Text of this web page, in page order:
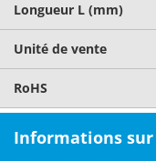
Longueur L (mm)
Unité de vente
RoHS
Informations